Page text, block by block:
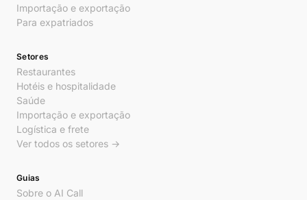
Importação e exportação
Para expatriados
Setores
Restaurantes
Hotéis e hospitalidade
Saúde
Importação e exportação
Logística e frete
Ver todos os setores →
Guias
Sobre o AI Call